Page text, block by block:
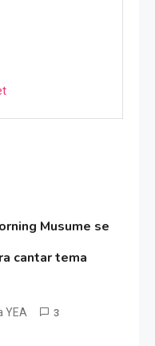
Musume se
cantar tema
YEA 3